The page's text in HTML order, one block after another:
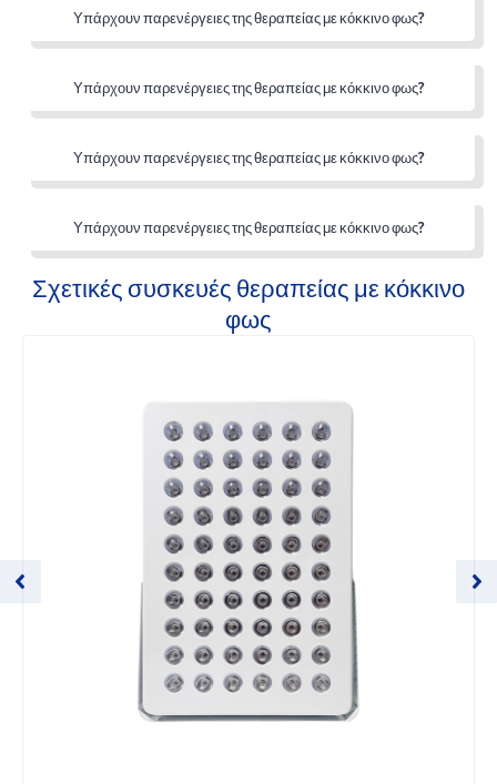
Υπάρχουν παρενέργειες της θεραπείας με κόκκινο φως?
Υπάρχουν παρενέργειες της θεραπείας με κόκκινο φως?
Υπάρχουν παρενέργειες της θεραπείας με κόκκινο φως?
Υπάρχουν παρενέργειες της θεραπείας με κόκκινο φως?
Σχετικές συσκευές θεραπείας με κόκκινο
φως